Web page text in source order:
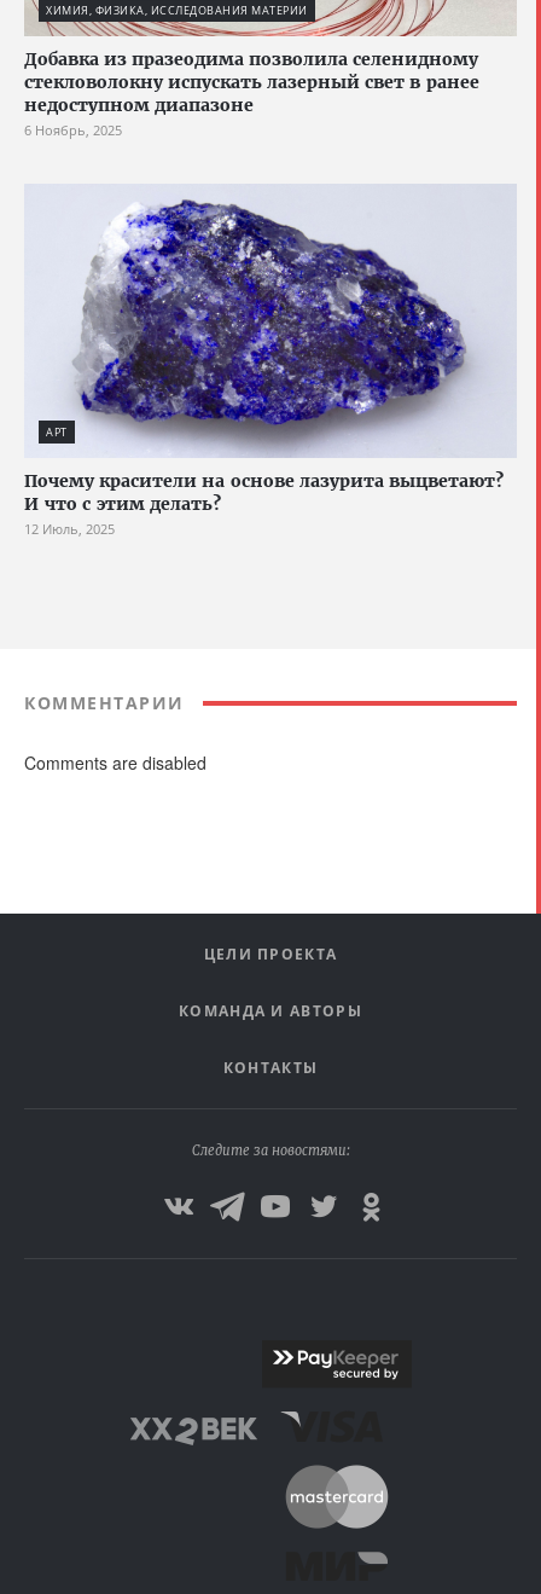
ХИМИЯ, ФИЗИКА, ИССЛЕДОВАНИЯ МАТЕРИИ
Добавка из празеодима позволила селенидному
стекловолокну испускать лазерный свет в ранее
недоступном диапазоне
6 Ноябрь, 2025
АРТ
Почему красители на основе лазурита выцветают?
И что с этим делать?
12 Июль, 2025
КОММЕНТАРИИ
Comments are disabled
ЦЕЛИ ПРОЕКТА
КОМАНДА И АВТОРЫ
КОНТАКТЫ
Следите за новостями: